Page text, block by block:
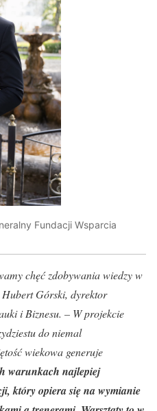
Fundacji Wsparcia
chęć zdobywania wiedzy w
Górski, dyrektor
i Biznesu. – W projekcie
do niemal
wiekowa generuje
warunkach najlepiej
który opiera się na wymianie